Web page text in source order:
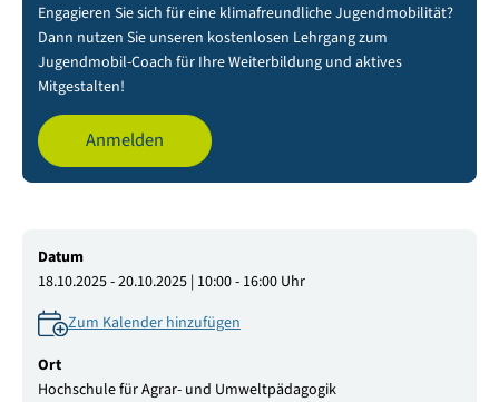
Engagieren Sie sich für eine klimafreundliche Jugendmobilität?
Dann nutzen Sie unseren kostenlosen Lehrgang zum
Jugendmobil-Coach für Ihre Weiterbildung und aktives
Mitgestalten!
Anmelden
Datum
18.10.2025 - 20.10.2025 | 10:00 - 16:00 Uhr
Zum Kalender hinzufügen
Ort
Hochschule für Agrar- und Umweltpädagogik